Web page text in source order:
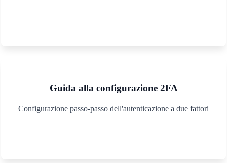
Guida alla configurazione 2FA
Configurazione passo-passo dell'autenticazione a due fattori